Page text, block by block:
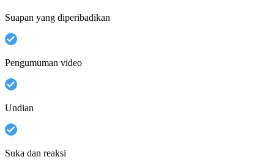
Suapan yang diperibadikan
Pengumuman video
Undian
Suka dan reaksi